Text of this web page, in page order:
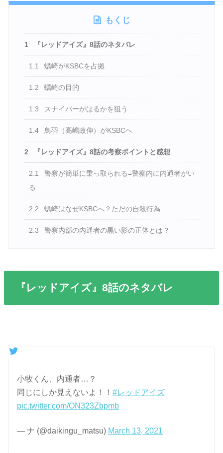
もくじ
1 『レッドアイズ』8話のネタバレ
1.1 蠣崎がKSBCを占拠
1.2 蠣崎の目的
1.3 スナイパーがはるかを狙う
1.4 鳥羽（高嶋政伸）がKSBCへ
2 『レッドアイズ』8話の考察ポイントと感想
2.1
警察が簡単に乗っ取られる=警察内に内通者がい
る
2.2 蠣崎はなぜKSBCへ？ただの自殺行為
2.3 警察内部の内通者の黒い影の正体とは？
『レッドアイズ』8話のネタバレ
小牧くん、内通者…？
同じにしか見えないよ！！#レッドアイズ
pic.twitter.com/ON323Zbpmb
— ナ (@daikingu_matsu) March 13, 2021